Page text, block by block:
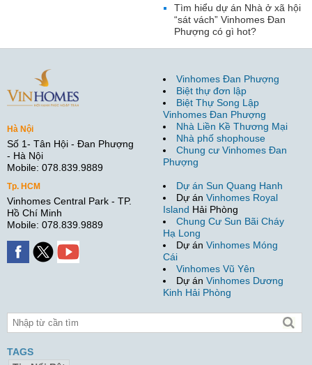
Tìm hiểu dự án Nhà ở xã hội
“sát vách” Vinhomes Đan
Phượng có gì hot?
Hà Nội
Số 1- Tân Hội - Đan Phượng
- Hà Nội
Mobile: 078.839.9889
Tp. HCM
Vinhomes Central Park - TP.
Hồ Chí Minh
Mobile: 078.839.9889
Vinhomes Đan Phượng
Biệt thự đơn lập
Biệt Thự Song Lập
Vinhomes Đan Phượng
Nhà Liền Kề Thương Mại
Nhà phố shophouse
Chung cư Vinhomes Đan
Phượng
Dự án Sun Quang Hanh
Dự án Vinhomes Royal
Island Hải Phòng
Chung Cư Sun Bãi Cháy
Hạ Long
Dự án Vinhomes Móng
Cái
Vinhomes Vũ Yên
Dự án Vinhomes Dương
Kinh Hải Phòng
TAGS